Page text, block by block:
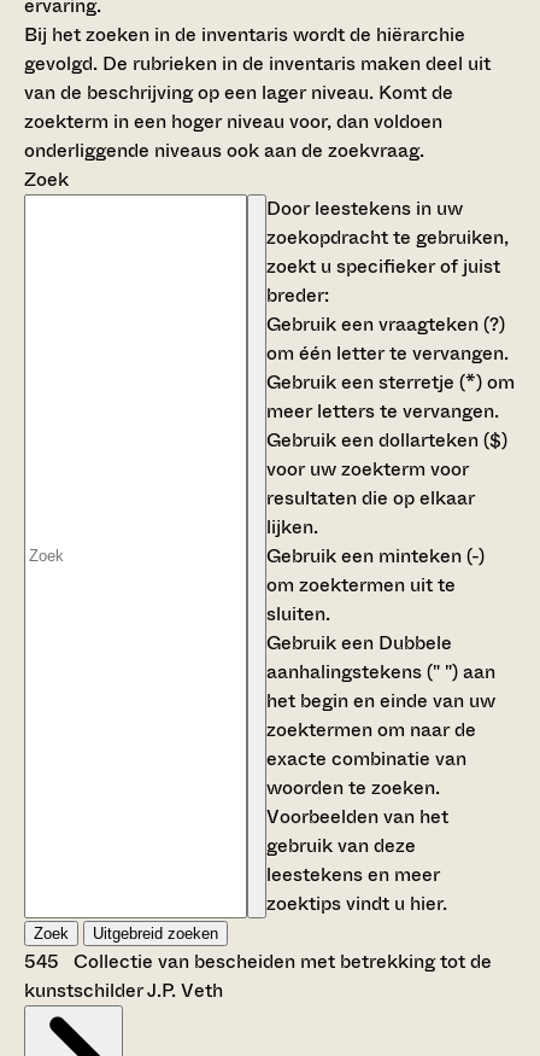
Bij het zoeken in de inventaris wordt de hiërarchie
gevolgd. De rubrieken in de inventaris maken deel uit
van de beschrijving op een lager niveau. Komt de
zoekterm in een hoger niveau voor, dan voldoen
onderliggende niveaus ook aan de zoekvraag.
Zoek
Door leestekens in uw
zoekopdracht te gebruiken,
zoekt u specifieker of juist
breder:
Gebruik eenvraagteken (?)
om één letter te vervangen.
Gebruik eensterretje (*)om
meer letters te vervangen.
Gebruik eendollarteken ($)
voor uw zoekterm voor
resultaten die op elkaar
lijken.
Gebruik een minteken (-)
om zoektermen uit te
sluiten.
Gebruik een Dubbele
aanhalingstekens (" ")aan
het begin en einde van uw
zoektermen om naar de
exacte combinatie van
woorden te zoeken.
Voorbeelden van het
gebruik van deze
leestekens en meer
zoektips vindt u hier.
Zoek Uitgebreid zoeken
545 Collectie van bescheiden met betrekking tot de
kunstschilder J.P. Veth